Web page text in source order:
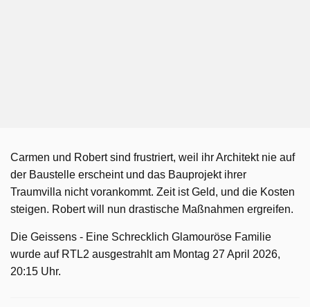
Carmen und Robert sind frustriert, weil ihr Architekt nie auf
der Baustelle erscheint und das Bauprojekt ihrer
Traumvilla nicht vorankommt. Zeit ist Geld, und die Kosten
steigen. Robert will nun drastische Maßnahmen ergreifen.
Die Geissens - Eine Schrecklich Glamouröse Familie
wurde auf RTL2 ausgestrahlt am Montag 27 April 2026,
20:15 Uhr.